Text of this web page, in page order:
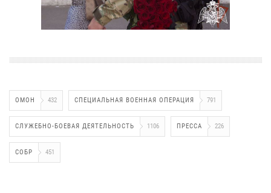
ОМОН 432 СПЕЦИАЛЬНАЯ ВОЕННАЯ ОПЕРАЦИЯ 791
СЛУЖЕБНО-БОЕВАЯ ДЕЯТЕЛЬНОСТЬ 1106 ПРЕССА 226
СОБР 451